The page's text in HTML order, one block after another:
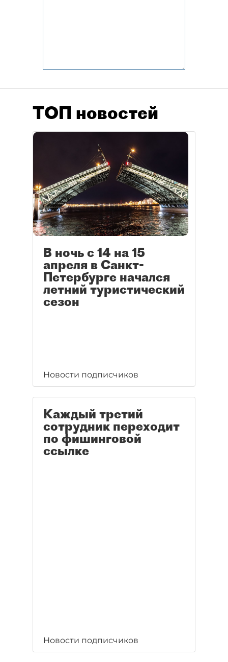
ТОП новостей
В ночь с 14 на 15
апреля в Санкт-
Петербурге начался
летний туристический
сезон
Новости подписчиков
Каждый третий
сотрудник переходит
по фишинговой
ссылке
Новости подписчиков